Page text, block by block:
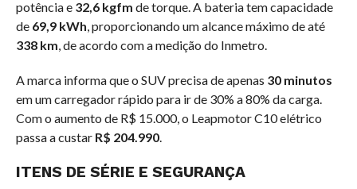
potência e 32,6 kgfm de torque. A bateria tem capacidade
de 69,9 kWh, proporcionando um alcance máximo de até
338 km, de acordo com a medição do Inmetro.
A marca informa que o SUV precisa de apenas 30 minutos
em um carregador rápido para ir de 30% a 80% da carga.
Com o aumento de R$ 15.000, o Leapmotor C10 elétrico
passa a custar R$ 204.990.
ITENS DE SÉRIE E SEGURANÇA